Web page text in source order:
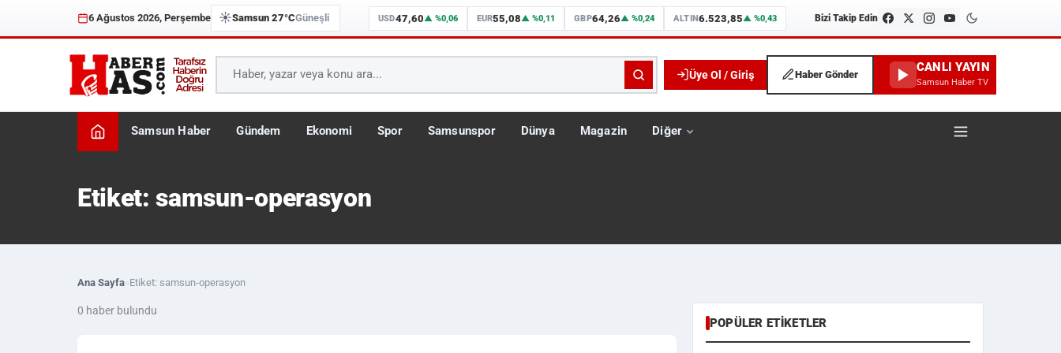
6 Ağustos 2026, Perşembe ☀️Samsun 27°CGüneşli USD47,60▲ %0,06 EUR55,08▲ %0,11 GBP64,26▲ %0,24 ALTIN6.523,85▲ %0,43 Bizi Takip Edin
Üye Ol / Giriş Haber Gönder
CANLI YAYIN
Samsun Haber TV
Samsun Haber Gündem Ekonomi Spor Samsunspor Dünya Magazin Diğer
Etiket: samsun-operasyon
Ana Sayfa Etiket: samsun-operasyon
0 haber bulundu
POPÜLER ETIKETLER